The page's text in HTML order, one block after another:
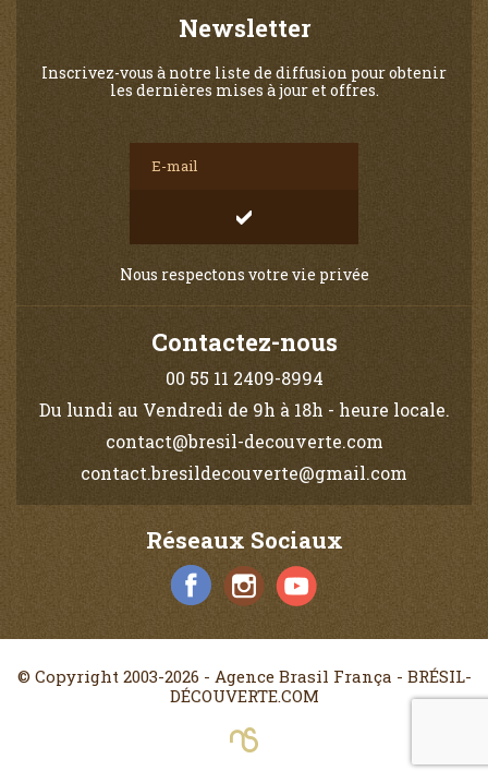
Newsletter
Inscrivez-vous à notre liste de diffusion pour obtenir
les dernières mises à jour et offres.
Nous respectons votre vie privée
Contactez-nous
00 55 11 2409-8994
Du lundi au Vendredi de 9h à 18h - heure locale.
contact@bresil-decouverte.com
contact.bresildecouverte@gmail.com
Réseaux Sociaux
© Copyright 2003-2026 - Agence Brasil França - BRÉSIL-
DÉCOUVERTE.COM